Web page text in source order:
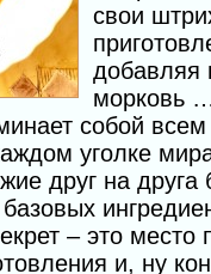
свои
добавляя
морковь
собой
уголке
друг на
– это место
и, ну